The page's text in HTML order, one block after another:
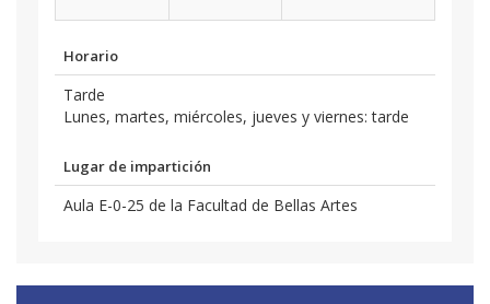
Horario
Tarde
Lunes, martes, miércoles, jueves y viernes: tarde
Lugar de impartición
Aula E-0-25 de la Facultad de Bellas Artes